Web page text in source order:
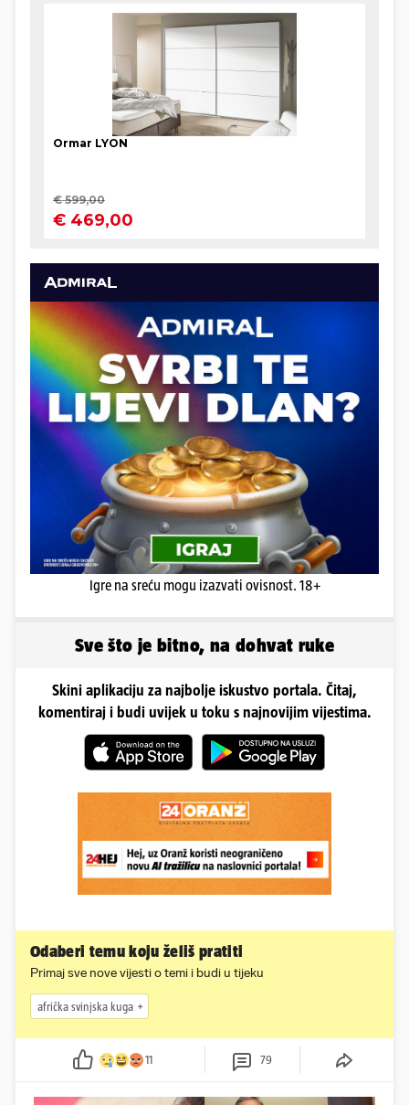
Igre na sreću mogu izazvati ovisnost. 18+
Sve što je bitno, na dohvat ruke
Skini aplikaciju za najbolje iskustvo portala. Čitaj,
komentiraj i budi uvijek u toku s najnovijim vijestima.
Odaberi temu koju želiš pratiti
Primaj sve nove vijesti o temi i budi u tijeku
afrička svinjska kuga
11 79